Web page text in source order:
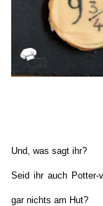
Und, was sagt ihr?
Seid ihr auch Potter-
gar nichts am Hut?